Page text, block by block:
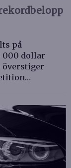
på
000 dollar
överstiger